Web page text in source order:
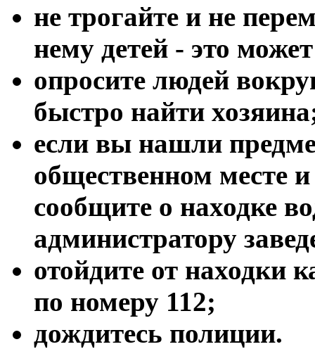
не трогайте и не
нему детей - это
опросите людей
быстро найти
если вы нашли
общественном месте
сообщите о находке
администратору
отойдите от находки
по номеру 112;
дождитесь полиции.